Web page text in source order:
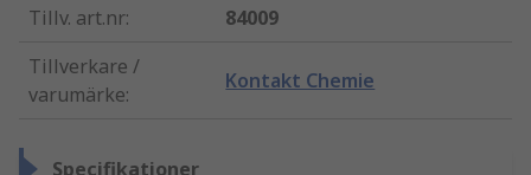
Tillv. art.nr:
84009
Tillverkare /
varumärke:
Kontakt Chemie
Specifikationer